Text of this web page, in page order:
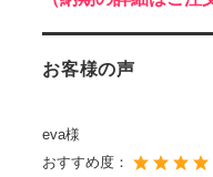
お客様の声
eva様
おすすめ度：